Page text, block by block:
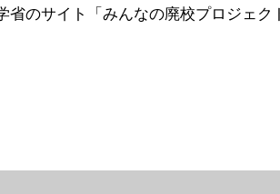
のサイト「みんなの廃校プロジェク